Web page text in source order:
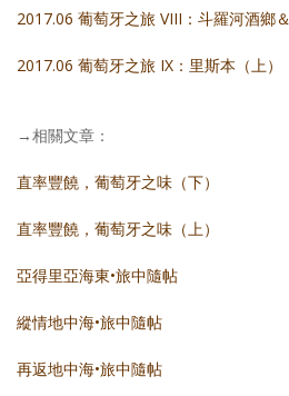
2017.06 葡萄牙之旅 VIII：斗羅河酒鄉
2017.06 葡萄牙之旅 IX：里斯本（上）
→相關文章：
直率豐饒，葡萄牙之味（下）
直率豐饒，葡萄牙之味（上）
亞得里亞海東•旅中隨帖
縱情地中海•旅中隨帖
再返地中海•旅中隨帖